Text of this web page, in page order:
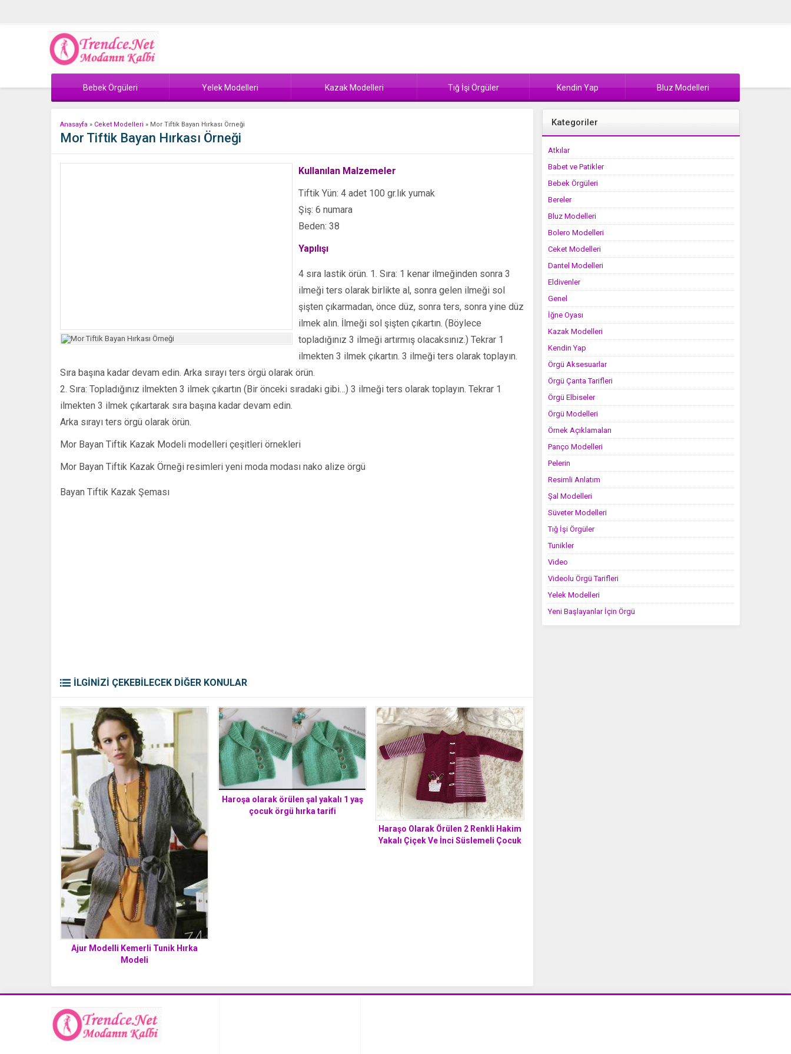
Bebek Örgüleri Yelek Modelleri Kazak Modelleri Tığ İşi Örgüler Kendin Yap Bluz Modelleri
Anasayfa » Ceket Modelleri » Mor Tiftik Bayan Hırkası Örneği
Mor Tiftik Bayan Hırkası Örneği
Kullanılan Malzemeler
Tiftik Yün: 4 adet 100 gr.lık yumak
Şiş: 6 numara
Beden: 38
Yapılışı
4 sıra lastik örün. 1. Sıra: 1 kenar ilmeğinden sonra 3
ilmeği ters olarak birlikte al, sonra gelen ilmeği sol
şişten çıkarmadan, önce düz, sonra ters, sonra yine düz
ilmek alın. İlmeği sol şişten çıkartın. (Böylece
topladığınız 3 ilmeği artırmış olacaksınız.) Tekrar 1
ilmekten 3 ilmek çıkartın. 3 ilmeği ters olarak toplayın.
Sıra başına kadar devam edin. Arka sırayı ters örgü olarak örün.
2. Sıra: Topladığınız ilmekten 3 ilmek çıkartın (Bir önceki sıradaki gibi…) 3 ilmeği ters olarak toplayın. Tekrar 1
ilmekten 3 ilmek çıkartarak sıra başına kadar devam edin.
Arka sırayı ters örgü olarak örün.
Mor Bayan Tiftik Kazak Modeli modelleri çeşitleri örnekleri
Mor Bayan Tiftik Kazak Örneği resimleri yeni moda modası nako alize örgü
Bayan Tiftik Kazak Şeması
İLGİNİZİ ÇEKEBİLECEK DİĞER KONULAR
Ajur Modelli Kemerli Tunik Hırka
Modeli
Haroşa olarak örülen şal yakalı 1 yaş
çocuk örgü hırka tarifi
Haraşo Olarak Örülen 2 Renkli Hakim
Yakalı Çiçek Ve İnci Süslemeli Çocuk
Kategoriler
Atkılar
Babet ve Patikler
Bebek Örgüleri
Bereler
Bluz Modelleri
Bolero Modelleri
Ceket Modelleri
Dantel Modelleri
Eldivenler
Genel
İğne Oyası
Kazak Modelleri
Kendin Yap
Örgü Aksesuarlar
Örgü Çanta Tarifleri
Örgü Elbiseler
Örgü Modelleri
Örnek Açıklamaları
Panço Modelleri
Pelerin
Resimli Anlatım
Şal Modelleri
Süveter Modelleri
Tığ İşi Örgüler
Tunikler
Video
Videolu Örgü Tarifleri
Yelek Modelleri
Yeni Başlayanlar İçin Örgü